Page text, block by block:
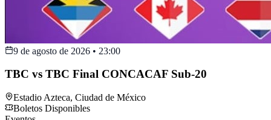
9 de agosto de 2026 • 23:00
TBC vs TBC Final CONCACAF Sub-20
Estadio Azteca, Ciudad de México
Boletos Disponibles